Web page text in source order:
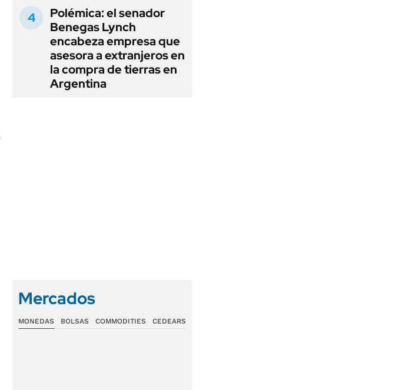
Polémica: el senador
Benegas Lynch
encabeza empresa que
asesora a extranjeros en
la compra de tierras en
Argentina
Mercados
MONEDAS BOLSAS COMMODITIES CEDEARS